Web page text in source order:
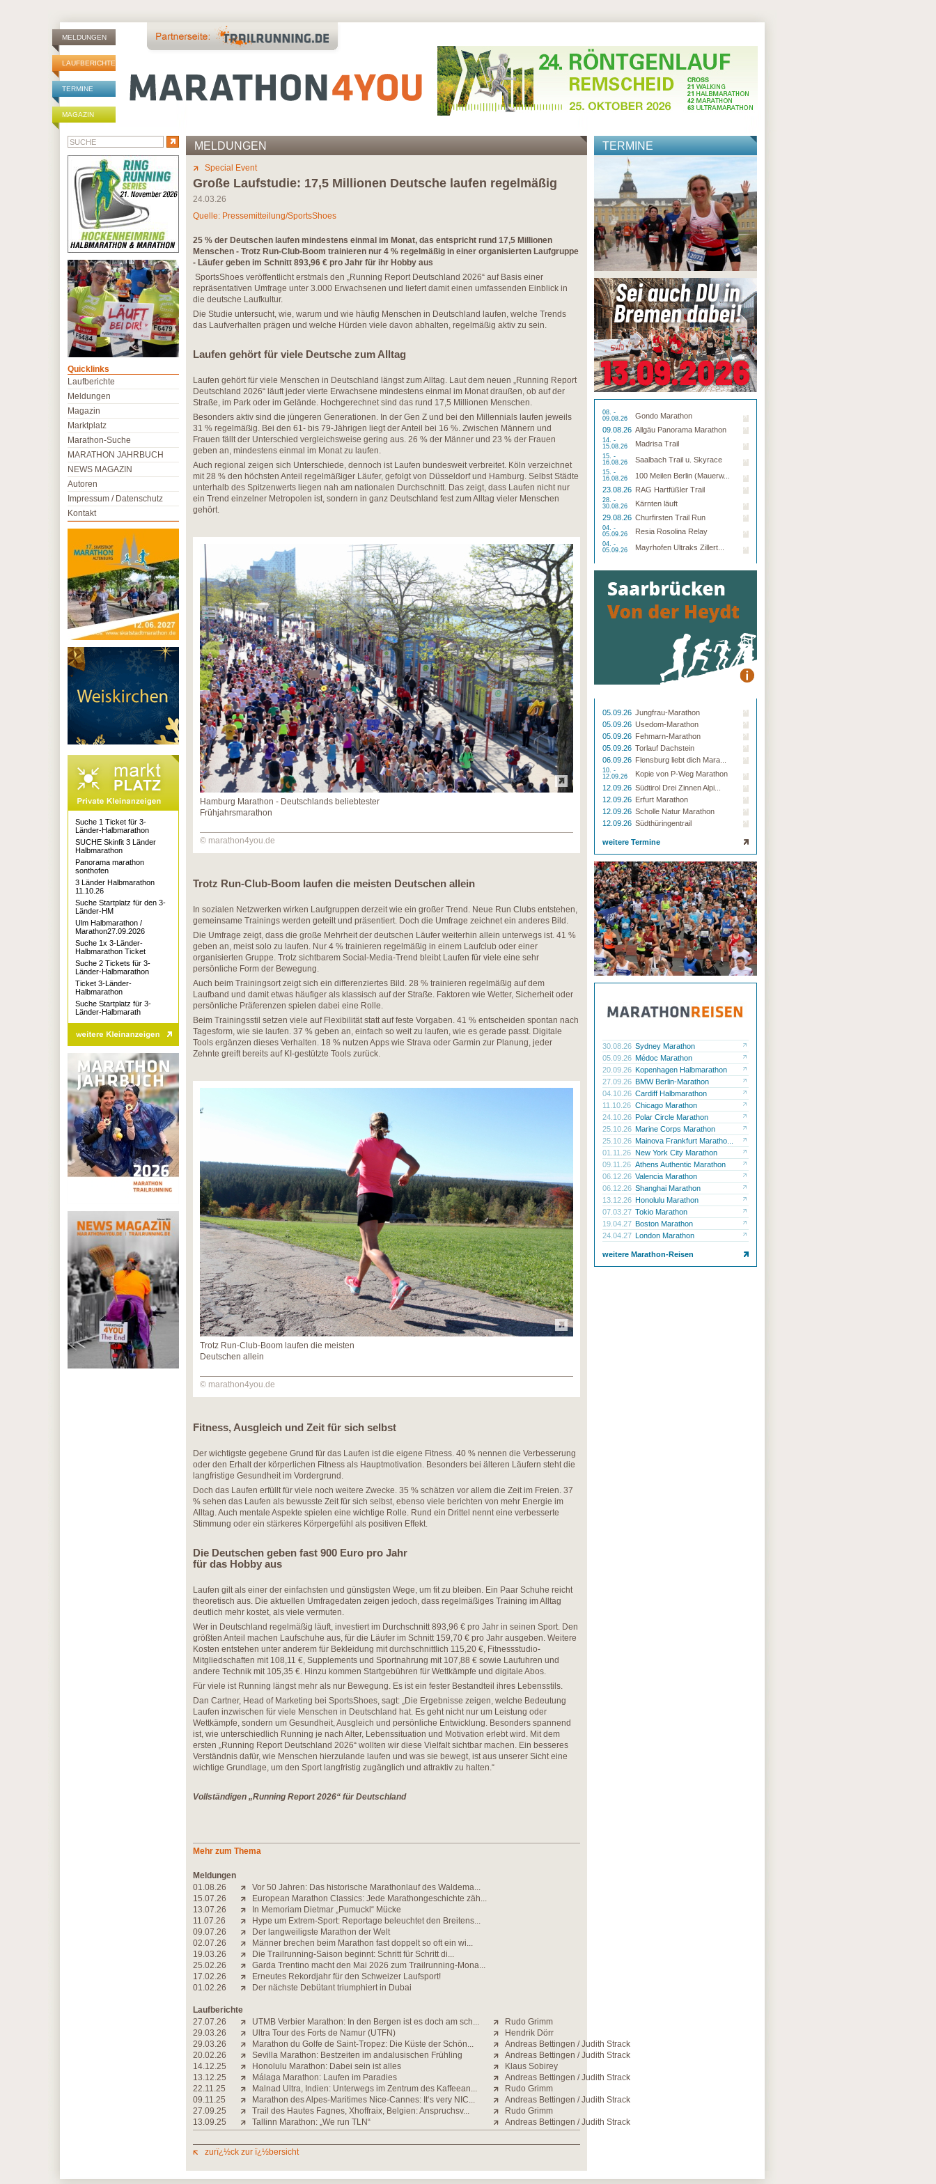
MELDUNGEN
LAUFBERICHTE
TERMINE
MAGAZIN
MELDUNGEN
Special Event
Große Laufstudie: 17,5 Millionen Deutsche laufen regelmäßig
24.03.26
Quelle: Pressemitteilung/SportsShoes
25 % der Deutschen laufen mindestens einmal im Monat, das entspricht rund 17,5 Millionen
Menschen - Trotz Run-Club-Boom trainieren nur 4 % regelmäßig in einer organisierten Laufgruppe
- Läufer geben im Schnitt 893,96 € pro Jahr für ihr Hobby aus
SportsShoes veröffentlicht erstmals den „Running Report Deutschland 2026“ auf Basis einer
repräsentativen Umfrage unter 3.000 Erwachsenen und liefert damit einen umfassenden Einblick in
die deutsche Laufkultur.
Die Studie untersucht, wie, warum und wie häufig Menschen in Deutschland laufen, welche Trends
das Laufverhalten prägen und welche Hürden viele davon abhalten, regelmäßig aktiv zu sein.
Laufen gehört für viele Deutsche zum Alltag
Laufen gehört für viele Menschen in Deutschland längst zum Alltag. Laut dem neuen „Running Report
Deutschland 2026“ läuft jeder vierte Erwachsene mindestens einmal im Monat draußen, ob auf der
Straße, im Park oder im Gelände. Hochgerechnet sind das rund 17,5 Millionen Menschen.
Besonders aktiv sind die jüngeren Generationen. In der Gen Z und bei den Millennials laufen jeweils
31 % regelmäßig. Bei den 61- bis 79-Jährigen liegt der Anteil bei 16 %. Zwischen Männern und
Frauen fällt der Unterschied vergleichsweise gering aus. 26 % der Männer und 23 % der Frauen
geben an, mindestens einmal im Monat zu laufen.
Auch regional zeigen sich Unterschiede, dennoch ist Laufen bundesweit verbreitet. Köln verzeichnet
mit 28 % den höchsten Anteil regelmäßiger Läufer, gefolgt von Düsseldorf und Hamburg. Selbst Städte
unterhalb des Spitzenwerts liegen nah am nationalen Durchschnitt. Das zeigt, dass Laufen nicht nur
ein Trend einzelner Metropolen ist, sondern in ganz Deutschland fest zum Alltag vieler Menschen
gehört.
Hamburg Marathon - Deutschlands beliebtester
Frühjahrsmarathon
© marathon4you.de
Trotz Run-Club-Boom laufen die meisten Deutschen allein
In sozialen Netzwerken wirken Laufgruppen derzeit wie ein großer Trend. Neue Run Clubs entstehen,
gemeinsame Trainings werden geteilt und präsentiert. Doch die Umfrage zeichnet ein anderes Bild.
Die Umfrage zeigt, dass die große Mehrheit der deutschen Läufer weiterhin allein unterwegs ist. 41 %
geben an, meist solo zu laufen. Nur 4 % trainieren regelmäßig in einem Laufclub oder einer
organisierten Gruppe. Trotz sichtbarem Social-Media-Trend bleibt Laufen für viele eine sehr
persönliche Form der Bewegung.
Auch beim Trainingsort zeigt sich ein differenziertes Bild. 28 % trainieren regelmäßig auf dem
Laufband und damit etwas häufiger als klassisch auf der Straße. Faktoren wie Wetter, Sicherheit oder
persönliche Präferenzen spielen dabei eine Rolle.
Beim Trainingsstil setzen viele auf Flexibilität statt auf feste Vorgaben. 41 % entscheiden spontan nach
Tagesform, wie sie laufen. 37 % geben an, einfach so weit zu laufen, wie es gerade passt. Digitale
Tools ergänzen dieses Verhalten. 18 % nutzen Apps wie Strava oder Garmin zur Planung, jeder
Zehnte greift bereits auf KI-gestützte Tools zurück.
Trotz Run-Club-Boom laufen die meisten
Deutschen allein
© marathon4you.de
Fitness, Ausgleich und Zeit für sich selbst
Der wichtigste gegebene Grund für das Laufen ist die eigene Fitness. 40 % nennen die Verbesserung
oder den Erhalt der körperlichen Fitness als Hauptmotivation. Besonders bei älteren Läufern steht die
langfristige Gesundheit im Vordergrund.
Doch das Laufen erfüllt für viele noch weitere Zwecke. 35 % schätzen vor allem die Zeit im Freien. 37
% sehen das Laufen als bewusste Zeit für sich selbst, ebenso viele berichten von mehr Energie im
Alltag. Auch mentale Aspekte spielen eine wichtige Rolle. Rund ein Drittel nennt eine verbesserte
Stimmung oder ein stärkeres Körpergefühl als positiven Effekt.
Die Deutschen geben fast 900 Euro pro Jahr
für das Hobby aus
Laufen gilt als einer der einfachsten und günstigsten Wege, um fit zu bleiben. Ein Paar Schuhe reicht
theoretisch aus. Die aktuellen Umfragedaten zeigen jedoch, dass regelmäßiges Training im Alltag
deutlich mehr kostet, als viele vermuten.
Wer in Deutschland regelmäßig läuft, investiert im Durchschnitt 893,96 € pro Jahr in seinen Sport. Den
größten Anteil machen Laufschuhe aus, für die Läufer im Schnitt 159,70 € pro Jahr ausgeben. Weitere
Kosten entstehen unter anderem für Bekleidung mit durchschnittlich 115,20 €, Fitnessstudio-
Mitgliedschaften mit 108,11 €, Supplements und Sportnahrung mit 107,88 € sowie Laufuhren und
andere Technik mit 105,35 €. Hinzu kommen Startgebühren für Wettkämpfe und digitale Abos.
Für viele ist Running längst mehr als nur Bewegung. Es ist ein fester Bestandteil ihres Lebensstils.
Dan Cartner, Head of Marketing bei SportsShoes, sagt: „Die Ergebnisse zeigen, welche Bedeutung
Laufen inzwischen für viele Menschen in Deutschland hat. Es geht nicht nur um Leistung oder
Wettkämpfe, sondern um Gesundheit, Ausgleich und persönliche Entwicklung. Besonders spannend
ist, wie unterschiedlich Running je nach Alter, Lebenssituation und Motivation erlebt wird. Mit dem
ersten „Running Report Deutschland 2026“ wollten wir diese Vielfalt sichtbar machen. Ein besseres
Verständnis dafür, wie Menschen hierzulande laufen und was sie bewegt, ist aus unserer Sicht eine
wichtige Grundlage, um den Sport langfristig zugänglich und attraktiv zu halten.“
Vollständigen „Running Report 2026“ für Deutschland
Mehr zum Thema
Meldungen
01.08.26
Vor 50 Jahren: Das historische Marathonlauf des Waldema...
15.07.26
European Marathon Classics: Jede Marathongeschichte zäh...
13.07.26
In Memoriam Dietmar „Pumuckl“ Mücke
11.07.26
Hype um Extrem-Sport: Reportage beleuchtet den Breitens...
09.07.26
Der langweiligste Marathon der Welt
02.07.26
Männer brechen beim Marathon fast doppelt so oft ein wi...
19.03.26
Die Trailrunning-Saison beginnt: Schritt für Schritt di...
25.02.26
Garda Trentino macht den Mai 2026 zum Trailrunning-Mona...
17.02.26
Erneutes Rekordjahr für den Schweizer Laufsport!
01.02.26
Der nächste Debütant triumphiert in Dubai
Laufberichte
27.07.26
UTMB Verbier Marathon: In den Bergen ist es doch am sch...
Rudo Grimm
29.03.26
Ultra Tour des Forts de Namur (UTFN)
Hendrik Dörr
29.03.26
Marathon du Golfe de Saint-Tropez: Die Küste der Schön...
Andreas Bettingen / Judith Strack
20.02.26
Sevilla Marathon: Bestzeiten im andalusischen Frühling
Andreas Bettingen / Judith Strack
14.12.25
Honolulu Marathon: Dabei sein ist alles
Klaus Sobirey
13.12.25
Málaga Marathon: Laufen im Paradies
Andreas Bettingen / Judith Strack
22.11.25
Malnad Ultra, Indien: Unterwegs im Zentrum des Kaffeean...
Rudo Grimm
09.11.25
Marathon des Alpes-Maritimes Nice-Cannes: It‘s very NIC...
Andreas Bettingen / Judith Strack
27.09.25
Trail des Hautes Fagnes, Xhoffraix, Belgien: Anspruchsv...
Rudo Grimm
13.09.25
Tallinn Marathon: „We run TLN“ Andreas Bettingen / Judith Strack
zurï¿½ck zur ï¿½bersicht
TERMINE
08. -
09.08.26
Gondo Marathon
09.08.26 Allgäu Panorama Marathon
14. -
15.08.26
Madrisa Trail
15. -
16.08.26
Saalbach Trail u. Skyrace
15. -
16.08.26
100 Meilen Berlin (Mauerw...
23.08.26 RAG Hartfüßler Trail
28. -
30.08.26
Kärnten läuft
29.08.26 Churfirsten Trail Run
04. -
05.09.26
Resia Rosolina Relay
04. -
05.09.26
Mayrhofen Ultraks Zillert...
05.09.26 Jungfrau-Marathon
05.09.26 Usedom-Marathon
05.09.26 Fehmarn-Marathon
05.09.26 Torlauf Dachstein
06.09.26 Flensburg liebt dich Mara...
10. -
12.09.26
Kopie von P-Weg Marathon
12.09.26 Südtirol Drei Zinnen Alpi...
12.09.26 Erfurt Marathon
12.09.26 Scholle Natur Marathon
12.09.26 Südthüringentrail
weitere Termine
30.08.26 Sydney Marathon
05.09.26 Médoc Marathon
20.09.26 Kopenhagen Halbmarathon
27.09.26 BMW Berlin-Marathon
04.10.26 Cardiff Halbmarathon
11.10.26 Chicago Marathon
24.10.26 Polar Circle Marathon
25.10.26 Marine Corps Marathon
25.10.26 Mainova Frankfurt Maratho...
01.11.26 New York City Marathon
09.11.26 Athens Authentic Marathon
06.12.26 Valencia Marathon
06.12.26 Shanghai Marathon
13.12.26 Honolulu Marathon
07.03.27 Tokio Marathon
19.04.27 Boston Marathon
24.04.27 London Marathon
weitere Marathon-Reisen
Quicklinks
Laufberichte
Meldungen
Magazin
Marktplatz
Marathon-Suche
MARATHON JAHRBUCH
NEWS MAGAZIN
Autoren
Impressum / Datenschutz
Kontakt
Suche 1 Ticket für 3-
Länder-Halbmarathon
SUCHE Skinfit 3 Länder
Halbmarathon
Panorama marathon
sonthofen
3 Länder Halbmarathon
11.10.26
Suche Startplatz für den 3-
Länder-HM
Ulm Halbmarathon /
Marathon27.09.2026
Suche 1x 3-Länder-
Halbmarathon Ticket
Suche 2 Tickets für 3-
Länder-Halbmarathon
Ticket 3-Länder-
Halbmarathon
Suche Startplatz für 3-
Länder-Halbmarath